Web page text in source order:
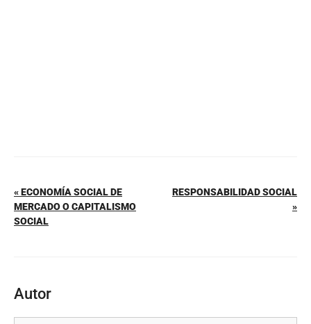
« ECONOMÍA SOCIAL DE
MERCADO O CAPITALISMO
SOCIAL
RESPONSABILIDAD SOCIAL
»
Autor